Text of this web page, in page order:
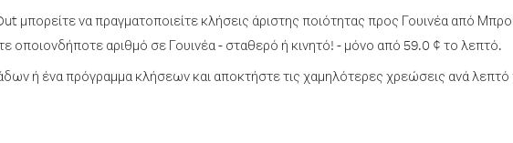
μπορείτε να πραγματοποιείτε κλήσεις άριστης ποιότητας προς Γουινέα από
οποιονδήποτε αριθμό σε Γουινέα - σταθερό ή κινητό! - μόνο από 59.0 ¢ το λεπτό.
ή ένα πρόγραμμα κλήσεων και αποκτήστε τις χαμηλότερες χρεώσεις ανά λεπτό